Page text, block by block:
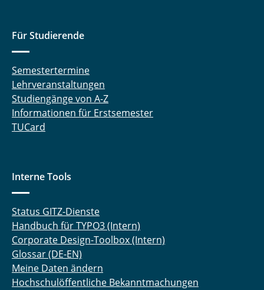
Für Studierende
Semestertermine
Lehrveranstaltungen
Studiengänge von A-Z
Informationen für Erstsemester
TUCard
Interne Tools
Status GITZ-Dienste
Handbuch für TYPO3 (Intern)
Corporate Design-Toolbox (Intern)
Glossar (DE-EN)
Meine Daten ändern
Hochschulöffentliche Bekanntmachungen